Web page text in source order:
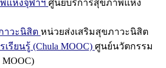
แห่งจุฬาฯ ศูนย์บริการสุขภาพแห่ง
าวะนิสิต หน่วยส่งเสริมสุขภาวะนิสิต
รียนรู้ (Chula MOOC) ศูนย์นวัตกรรม
MOOC)